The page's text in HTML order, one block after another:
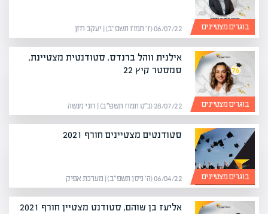
בוגרים מצטיינים 06/07/22 (ז׳ תמוז תשפ״ב) | יעקב חזן
בוגרים מצטיינים
אילנית ווהל ברנדס, סטודנטית מצטיינת,
סמסטר קיץ 22
28/07/22 (כ״ט תמוז תשפ״ב) | רוני מנשה
בוגרים מצטיינים
סטודנטים מצטיינים חורף 2021
06/04/22 (ה׳ ניסן תשפ״ב) | מערכת אפיק
אליעז בן שוהם, סטודנט מצטיין חורף 2021